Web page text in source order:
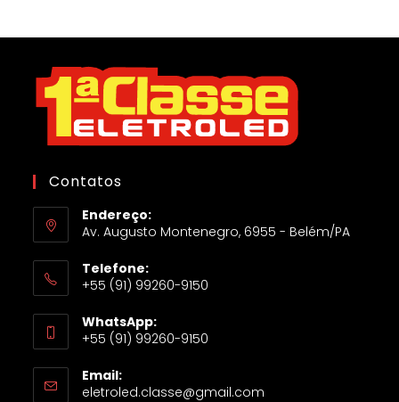
Contatos
Endereço:
Av. Augusto Montenegro, 6955 - Belém/PA
Telefone:
+55 (91) 99260-9150
WhatsApp:
+55 (91) 99260-9150
Email:
eletroled.classe@gmail.com